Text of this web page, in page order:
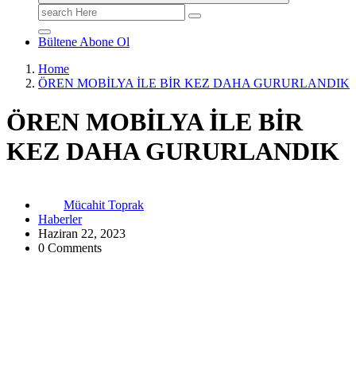
Search
for:
Bültene Abone Ol
Home
ÖREN MOBİLYA İLE BİR KEZ DAHA GURURLANDIK
ÖREN MOBİLYA İLE BİR
KEZ DAHA GURURLANDIK
Mücahit Toprak
Haberler
Haziran 22, 2023
0 Comments